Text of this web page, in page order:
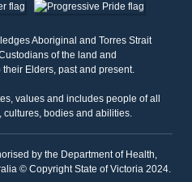
Aboriginal and Torres Strait
of the land and
Elders, past and present.
values and includes people of all
cultures, bodies and abilities.
by the Department of Health,
© Copyright State of Victoria 2024.